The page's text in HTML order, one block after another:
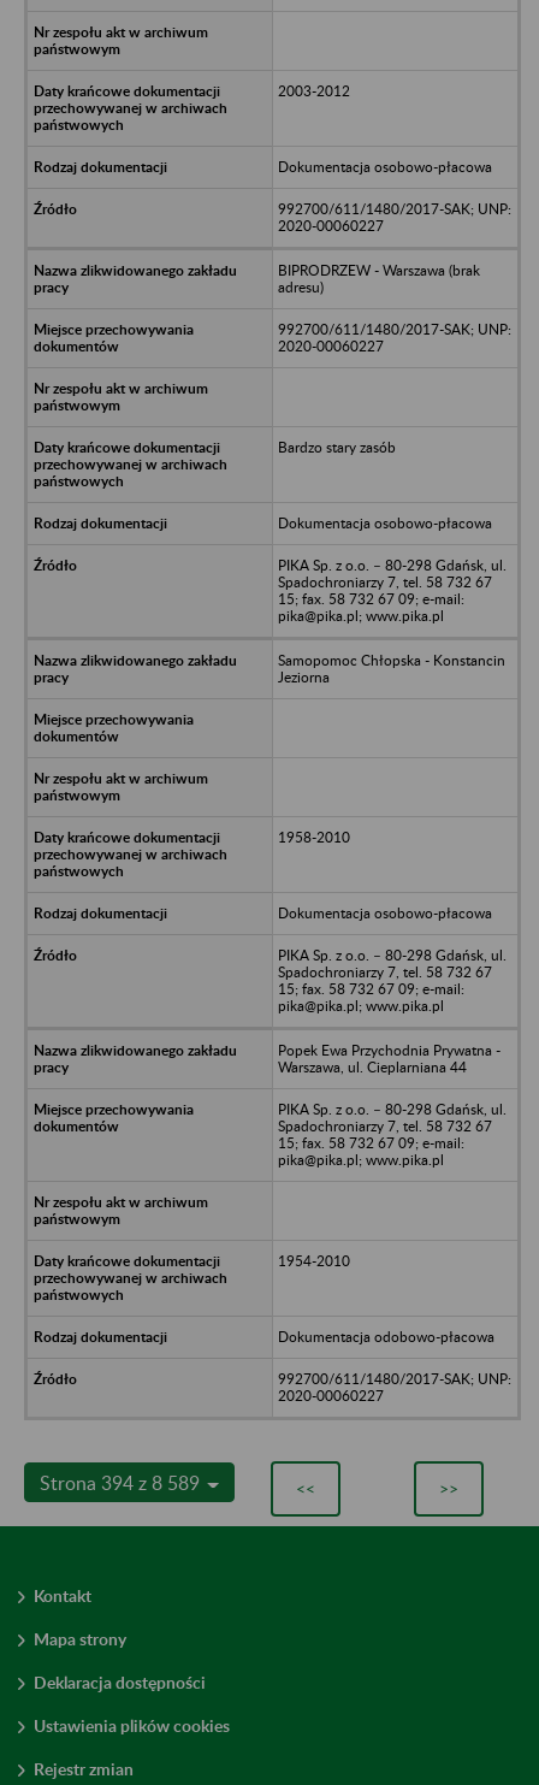
2003-2012
Dokumentacja osobowo-płacowa
992700/611/1480/2017-SAK; UNP:
2020-00060227
BIPRODRZEW - Warszawa (brak
adresu)
992700/611/1480/2017-SAK; UNP:
2020-00060227
Bardzo stary zasób
Dokumentacja osobowo-płacowa
PIKA Sp. z o.o. – 80-298 Gdańsk, ul.
Spadochroniarzy 7, tel. 58 732 67
15; fax. 58 732 67 09; e-mail:
pika@pika.pl; www.pika.pl
Samopomoc Chłopska - Konstancin
Jeziorna
1958-2010
Dokumentacja osobowo-płacowa
PIKA Sp. z o.o. – 80-298 Gdańsk, ul.
Spadochroniarzy 7, tel. 58 732 67
15; fax. 58 732 67 09; e-mail:
pika@pika.pl; www.pika.pl
Popek Ewa Przychodnia Prywatna -
Warszawa, ul. Cieplarniana 44
PIKA Sp. z o.o. – 80-298 Gdańsk, ul.
Spadochroniarzy 7, tel. 58 732 67
15; fax. 58 732 67 09; e-mail:
pika@pika.pl; www.pika.pl
1954-2010
Dokumentacja odobowo-płacowa
992700/611/1480/2017-SAK; UNP:
2020-00060227
Strona 394 z 8 589 << >>
Kontakt
Mapa strony
Deklaracja dostępności
Ustawienia plików cookies
Rejestr zmian